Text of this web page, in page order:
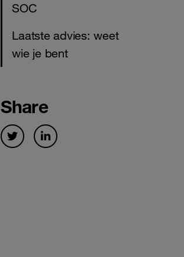
SOC
Laatste advies: weet
wie je bent
Share